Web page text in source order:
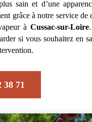
sain et d’une
grâce à notre service de
àCussac-sur-Loire
si vous souhaitez en
38 71